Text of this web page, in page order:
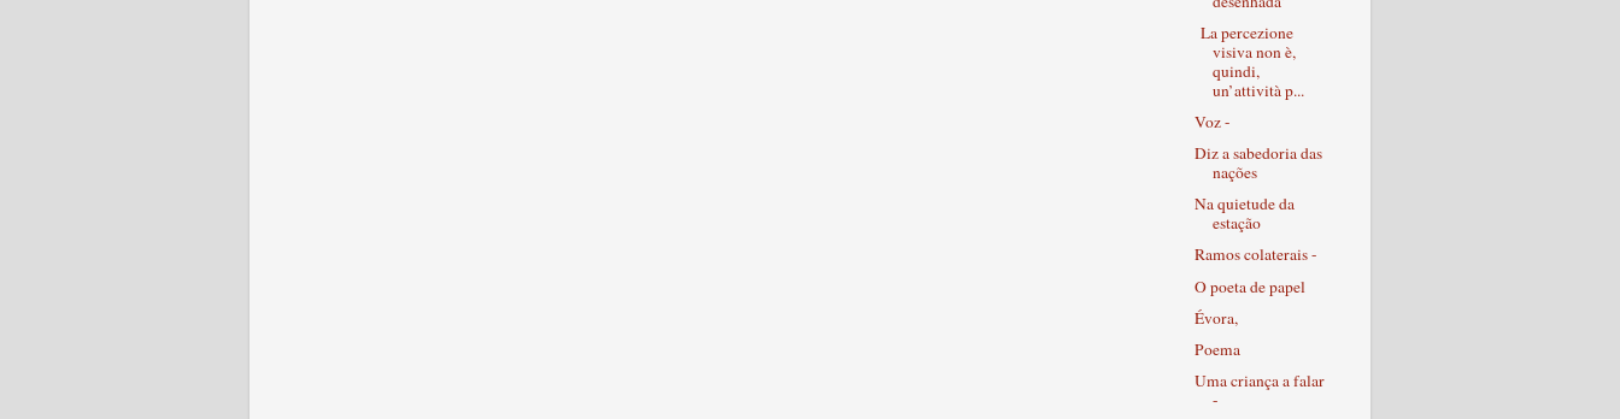
La percezione
visiva non è,
quindi,
un’attività p...
Voz -
Diz a sabedoria das
nações
Na quietude da
estação
Ramos colaterais -
O poeta de papel
Évora,
Poema
Uma criança a falar
-